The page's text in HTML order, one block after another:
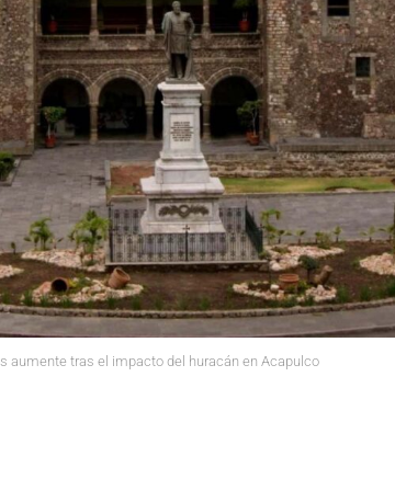
aumente tras el impacto del huracán en Acapulco